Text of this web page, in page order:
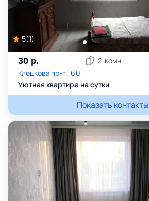
5(1)
30 р. 2-комн.
Клецкова пр-т., 60
Уютная квартира на сутки
Показать контакты